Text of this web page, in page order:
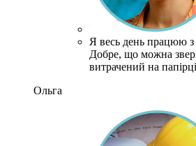
Я весь день працюю
Добре, що можна
витрачений на
Ольга